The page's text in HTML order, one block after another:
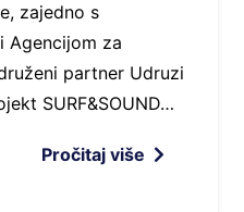
zajedno s
Agencijom za
partner Udruzi
SURF&SOUND…
Pročitaj više